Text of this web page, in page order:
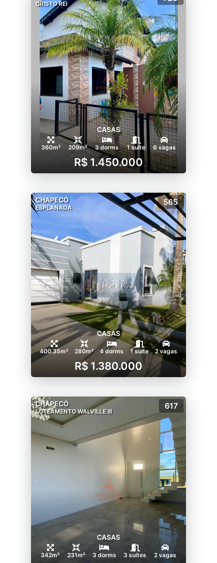
CRISTO REI
CASAS
360m² 209m² 3 dorms 1 suíte 6 vagas
R$ 1.450.000
CHAPECÓ
ESPLANADA
565
CASAS
400.35m² 280m² 4 dorms 1 suíte 2 vagas
R$ 1.380.000
CHAPECÓ
LOTEAMENTO WALVILLE III
617
CASAS
342m² 231m² 3 dorms 3 suítes 2 vagas